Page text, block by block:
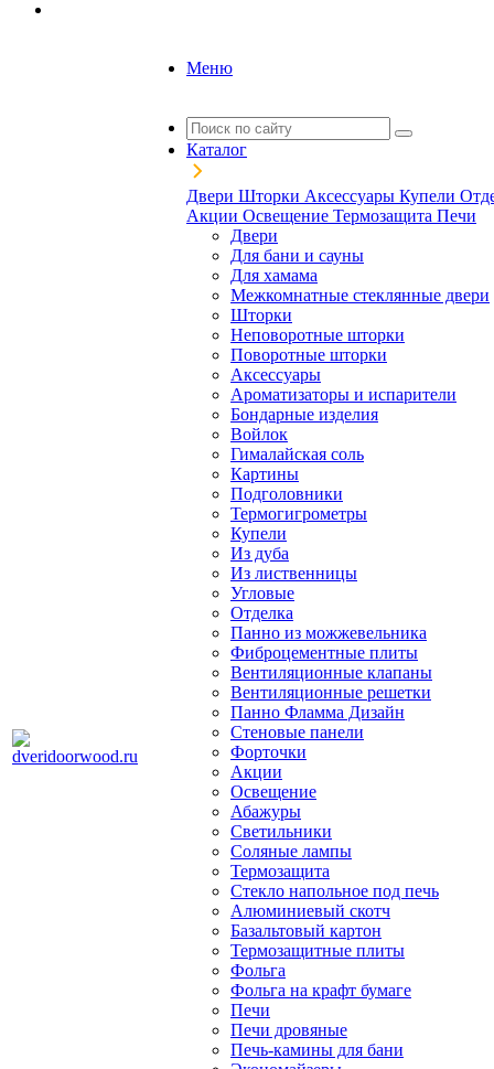
Меню
Каталог
Двери Шторки Аксессуары Купели
Акции Освещение Термозащита Печи
Двери
Для бани и сауны
Для хамама
Межкомнатные стеклянные двери
Шторки
Неповоротные шторки
Поворотные шторки
Аксессуары
Ароматизаторы и испарители
Бондарные изделия
Войлок
Гималайская соль
Картины
Подголовники
Термогигрометры
Купели
Из дуба
Из лиственницы
Угловые
Отделка
Панно из можжевельника
Фиброцементные плиты
Вентиляционные клапаны
Вентиляционные решетки
Панно Фламма Дизайн
Стеновые панели
Форточки
Акции
Освещение
Абажуры
Светильники
Соляные лампы
Термозащита
Стекло напольное под печь
Алюминиевый скотч
Базальтовый картон
Термозащитные плиты
Фольга
Фольга на крафт бумаге
Печи
Печи дровяные
Печь-камины для бани